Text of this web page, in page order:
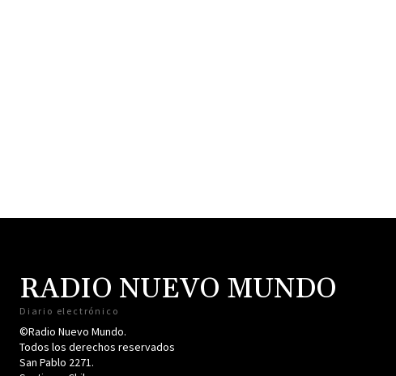
RADIO NUEVO MUNDO
Diario electrónico
©Radio Nuevo Mundo.
Todos los derechos reservados
San Pablo 2271.